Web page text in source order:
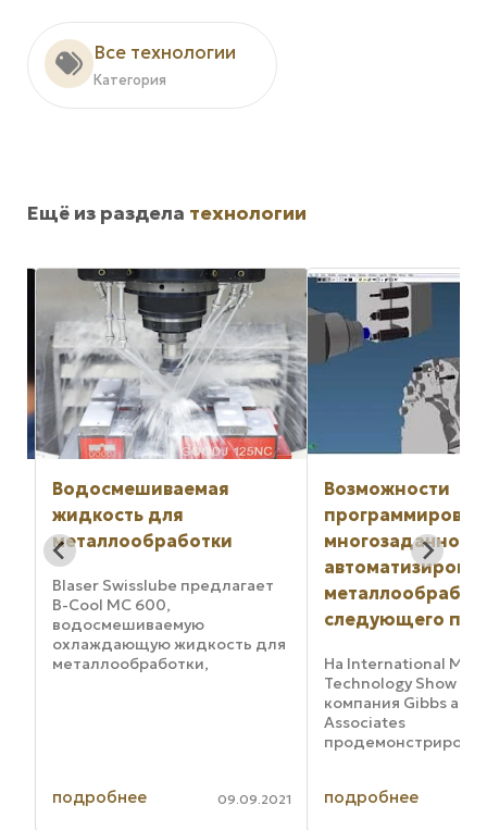
Все технологии
Категория
Ещё из раздела технологии
Водосмешиваемая
жидкость для
металлообработки
Blaser Swisslube предлагает
B-Cool MC 600,
водосмешиваемую
охлаждающую жидкость для
металлообработки,
себе высокую ...
подробнее 09.09.2021
Возможности
многозадачной
следующего
На International
Technology Show
компания Gibbs and
Associates
многозадачной
подробнее